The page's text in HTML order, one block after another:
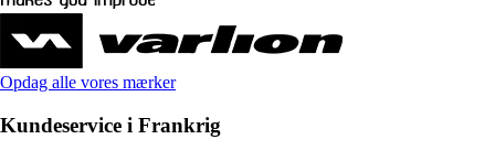
Opdag alle vores mærker
Kundeservice i Frankrig